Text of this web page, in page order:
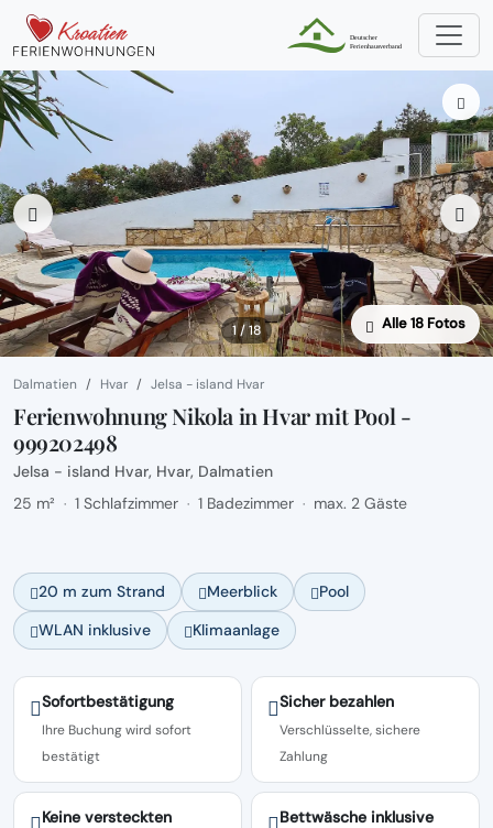
1 / 18 Alle 18 Fotos
Dalmatien Hvar Jelsa - island Hvar
Ferienwohnung Nikola in Hvar mit Pool -
999202498
Jelsa - island Hvar, Hvar, Dalmatien
25 m² · 1 Schlafzimmer · 1 Badezimmer · max. 2 Gäste
20 m zum Strand Meerblick
Pool
WLAN inklusive
Klimaanlage
Sofortbestätigung
Ihre Buchung wird sofort
bestätigt
Sicher bezahlen
Verschlüsselte, sichere
Zahlung
Keine versteckten
Bettwäsche inklusive